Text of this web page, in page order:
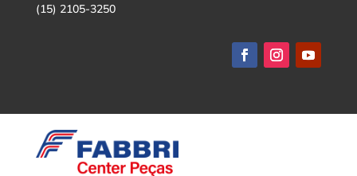
(15) 2105-3250